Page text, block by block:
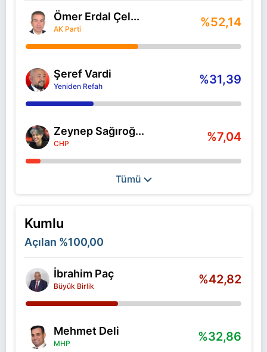
Ömer Erdal Çel...
AK Parti %52,14
Şeref Vardi
Yeniden Refah %31,39
Zeynep Sağıroğ...
CHP %7,04
Tümü
Kumlu
Açılan %100,00
İbrahim Paç
Büyük Birlik %42,82
Mehmet Deli
MHP %32,86